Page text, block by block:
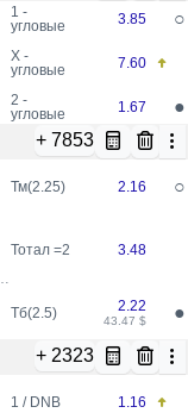
1 -
угловые
3.85 ○
X -
угловые
7.60
2 -
угловые
1.67
●
+ 7853
Тм(2.25) 2.16 ○
Тотал =2 3.48
Тб(2.5) 2.22
43.47 $ ●
+ 2323
1 / DNB 1.16